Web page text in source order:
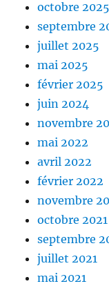
octobre 2025
septembre
juillet 2025
mai 2025
février 2025
juin 2024
novembre
mai 2022
avril 2022
février 2022
novembre
octobre 2021
septembre
juillet 2021
mai 2021